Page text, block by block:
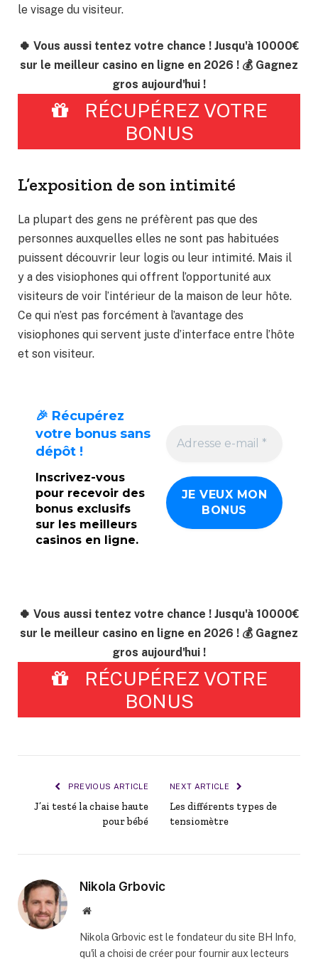
le visage du visiteur.
🍀 Vous aussi tentez votre chance ! Jusqu'à 10000€
sur le meilleur casino en ligne en 2026 ! 💰 Gagnez
gros aujourd'hui !
RÉCUPÉREZ VOTRE
BONUS
L’exposition de son intimité
La plupart des gens ne préfèrent pas que des
personnes auxquelles elles ne sont pas habituées
puissent découvrir leur logis ou leur intimité. Mais il
y a des visiophones qui offrent l’opportunité aux
visiteurs de voir l’intérieur de la maison de leur hôte.
Ce qui n’est pas forcément à l’avantage des
visiophones qui servent juste d’interface entre l’hôte
et son visiteur.
🎉 Récupérez
votre bonus sans
dépôt !
Inscrivez-vous
pour recevoir des
bonus exclusifs
sur les meilleurs
casinos en ligne.
🍀 Vous aussi tentez votre chance ! Jusqu'à 10000€
sur le meilleur casino en ligne en 2026 ! 💰 Gagnez
gros aujourd'hui !
RÉCUPÉREZ VOTRE
BONUS
PREVIOUS ARTICLE
J’ai testé la chaise haute
pour bébé
NEXT ARTICLE
Les différents types de
tensiomètre
Nikola Grbovic
Website
Nikola Grbovic est le fondateur du site BH Info,
qu'il a choisi de créer pour fournir aux lecteurs